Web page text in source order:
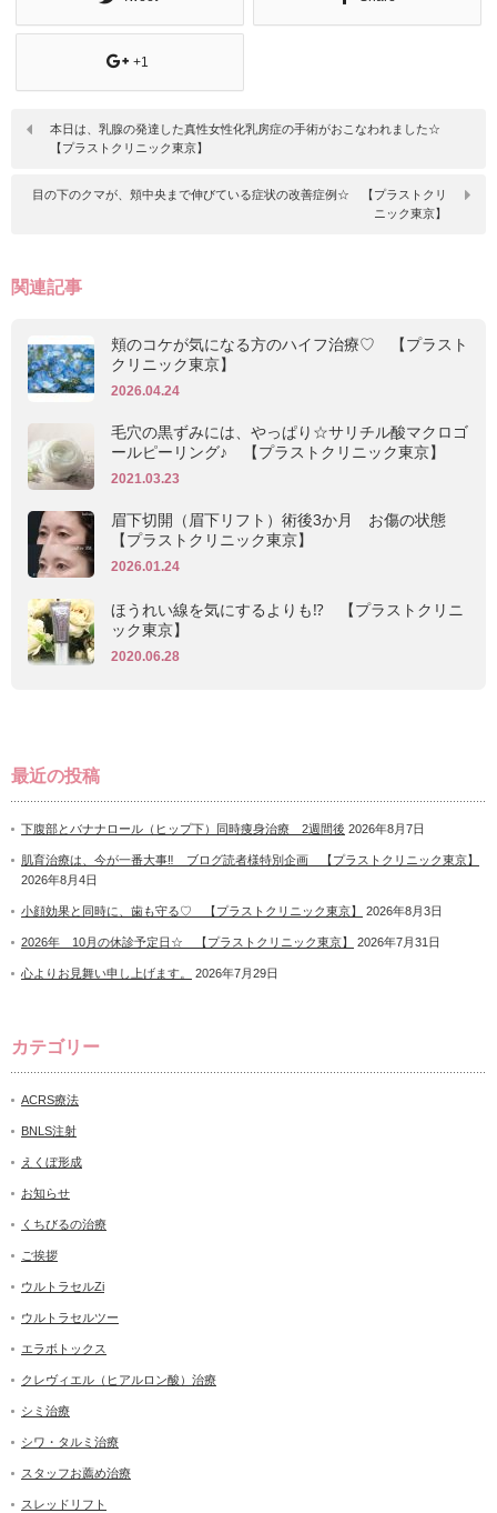
+1
本日は、乳腺の発達した真性女性化乳房症の手術がおこなわれました☆
【プラストクリニック東京】
目の下のクマが、頬中央まで伸びている症状の改善症例☆ 【プラストクリ
ニック東京】
関連記事
頬のコケが気になる方のハイフ治療♡ 【プラスト
クリニック東京】
2026.04.24
毛穴の黒ずみには、やっぱり☆サリチル酸マクロゴ
ールピーリング♪ 【プラストクリニック東京】
2021.03.23
眉下切開（眉下リフト）術後3か月 お傷の状態
【プラストクリニック東京】
2026.01.24
ほうれい線を気にするよりも⁉ 【プラストクリニ
ック東京】
2020.06.28
最近の投稿
下腹部とバナナロール（ヒップ下）同時痩身治療 2週間後 2026年8月7日
肌育治療は、今が一番大事‼ ブログ読者様特別企画 【プラストクリニック東京】
2026年8月4日
小顔効果と同時に、歯も守る♡ 【プラストクリニック東京】 2026年8月3日
2026年 10月の休診予定日☆ 【プラストクリニック東京】 2026年7月31日
心よりお見舞い申し上げます。 2026年7月29日
カテゴリー
ACRS療法
BNLS注射
えくぼ形成
お知らせ
くちびるの治療
ご挨拶
ウルトラセルZi
ウルトラセルツー
エラボトックス
クレヴィエル（ヒアルロン酸）治療
シミ治療
シワ・タルミ治療
スタッフお薦め治療
スレッドリフト